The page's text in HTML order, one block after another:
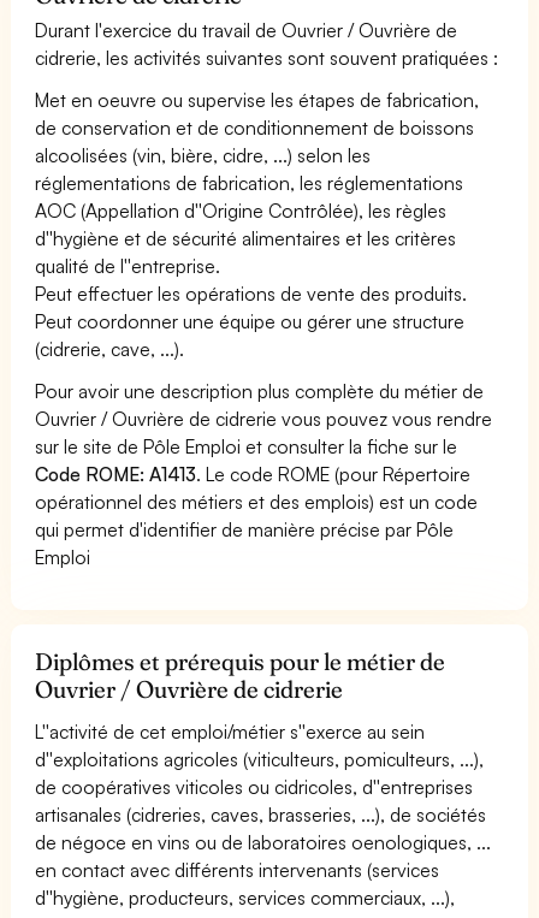
Durant l'exercice du travail de Ouvrier / Ouvrière de
cidrerie, les activités suivantes sont souvent pratiquées :
Met en oeuvre ou supervise les étapes de fabrication,
de conservation et de conditionnement de boissons
alcoolisées (vin, bière, cidre, ...) selon les
réglementations de fabrication, les réglementations
AOC (Appellation d''Origine Contrôlée), les règles
d''hygiène et de sécurité alimentaires et les critères
qualité de l''entreprise.
Peut effectuer les opérations de vente des produits.
Peut coordonner une équipe ou gérer une structure
(cidrerie, cave, ...).
Pour avoir une description plus complète du métier de
Ouvrier / Ouvrière de cidrerie vous pouvez vous rendre
sur le site de Pôle Emploi et consulter la fiche sur le
Code ROME: A1413. Le code ROME (pour Répertoire
opérationnel des métiers et des emplois) est un code
qui permet d'identifier de manière précise par Pôle
Emploi
Diplômes et prérequis pour le métier de
Ouvrier / Ouvrière de cidrerie
L''activité de cet emploi/métier s''exerce au sein
d''exploitations agricoles (viticulteurs, pomiculteurs, ...),
de coopératives viticoles ou cidricoles, d''entreprises
artisanales (cidreries, caves, brasseries, ...), de sociétés
de négoce en vins ou de laboratoires oenologiques, ...
en contact avec différents intervenants (services
d''hygiène, producteurs, services commerciaux, ...),